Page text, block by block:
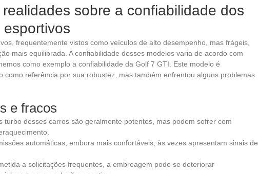
sobre a confiabilidade dos
frequentemente vistos como veículos de alto desempenho, mas frágeis,
mais equilibrada. A confiabilidade desses modelos varia de acordo com
como exemplo a confiabilidade da Golf 7 GTI. Este modelo é
como referência por sua robustez, mas também enfrentou alguns problemas
e fracos
turbo desses carros são geralmente potentes, mas podem sofrer com
automáticas, embora mais confortáveis, às vezes apresentam sinais de
a solicitações frequentes, a embreagem pode se deteriorar